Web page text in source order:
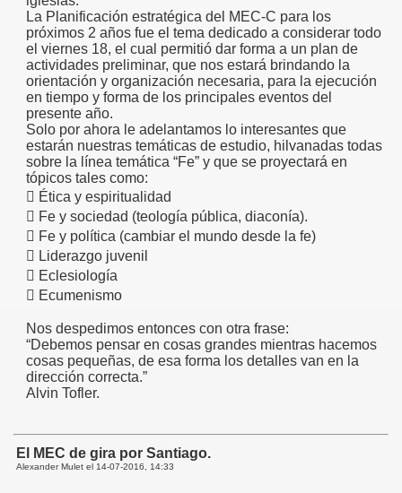
La Planificación estratégica del MEC-C para los
próximos 2 años fue el tema dedicado a considerar todo
el viernes 18, el cual permitió dar forma a un plan de
actividades preliminar, que nos estará brindando la
orientación y organización necesaria, para la ejecución
en tiempo y forma de los principales eventos del
presente año.
Solo por ahora le adelantamos lo interesantes que
estarán nuestras temáticas de estudio, hilvanadas todas
sobre la línea temática “Fe” y que se proyectará en
tópicos tales como:
 Ética y espiritualidad
 Fe y sociedad (teología pública, diaconía).
 Fe y política (cambiar el mundo desde la fe)
 Liderazgo juvenil
 Eclesiología
 Ecumenismo
Nos despedimos entonces con otra frase:
“Debemos pensar en cosas grandes mientras hacemos
cosas pequeñas, de esa forma los detalles van en la
dirección correcta.”
Alvin Tofler.
El MEC de gira por Santiago.
Alexander Mulet el 14-07-2016, 14:33